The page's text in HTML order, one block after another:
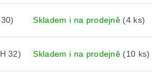
Skladem i na prodejně (4 ks)
32) Skladem i na prodejně (10 ks)